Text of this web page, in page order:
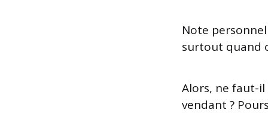
Note
surtout quand
Alors, ne faut-
vendant ?